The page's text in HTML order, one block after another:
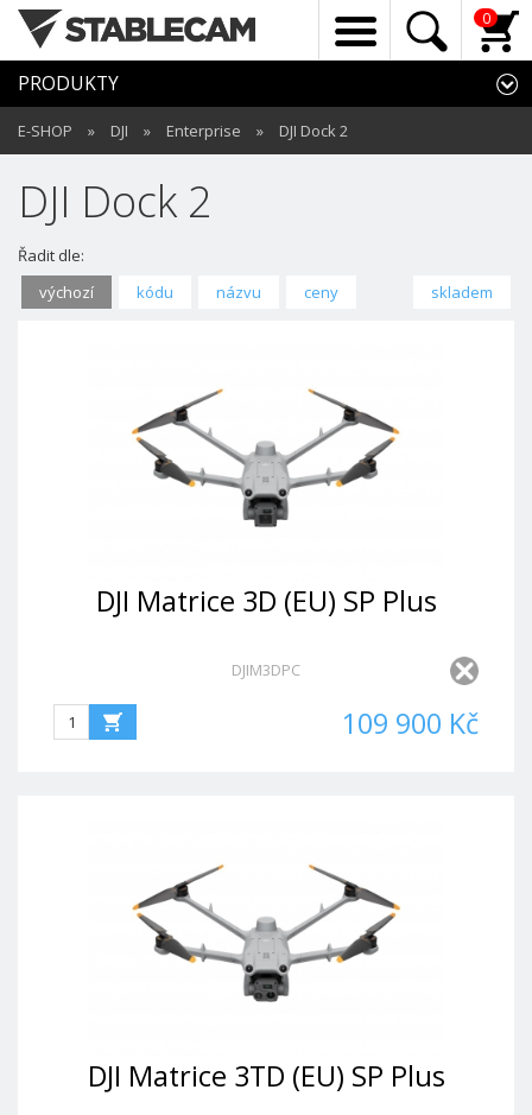
0
PRODUKTY
E-SHOP » DJI » Enterprise » DJI Dock 2
DJI Dock 2
Řadit dle:
výchozí
kódu názvu ceny skladem
DJI Matrice 3D (EU) SP Plus
DJIM3DPC
109 900 Kč
DJI Matrice 3TD (EU) SP Plus